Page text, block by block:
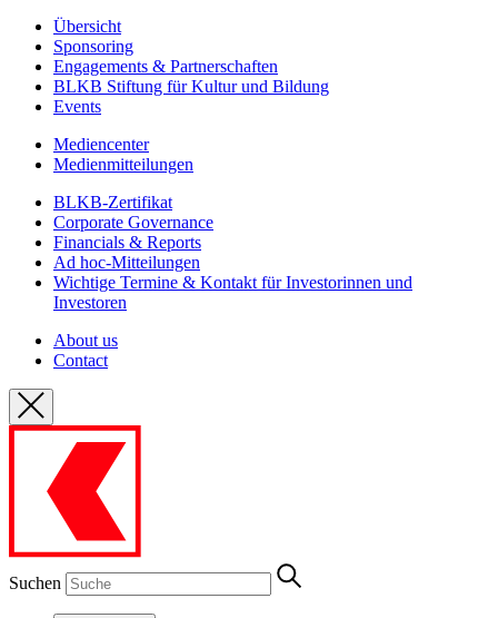
Übersicht
Sponsoring
Engagements & Partnerschaften
BLKB Stiftung für Kultur und Bildung
Events
Mediencenter
Medienmitteilungen
BLKB-Zertifikat
Corporate Governance
Financials & Reports
Ad hoc-Mitteilungen
Wichtige Termine & Kontakt für Investorinnen und
Investoren
About us
Contact
Suchen